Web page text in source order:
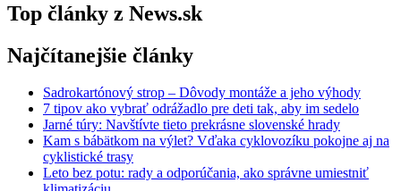
Top články z News.sk
Najčítanejšie články
Sadrokartónový strop – Dôvody montáže a jeho výhody
7 tipov ako vybrať odrážadlo pre deti tak, aby im sedelo
Jarné túry: Navštívte tieto prekrásne slovenské hrady
Kam s bábätkom na výlet? Vďaka cyklovozíku pokojne aj na
cyklistické trasy
Leto bez potu: rady a odporúčania, ako správne umiestniť